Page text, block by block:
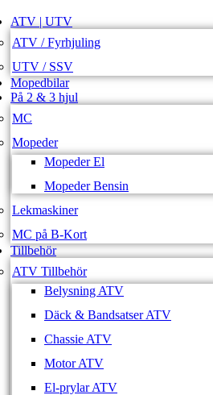
ATV | UTV
ATV / Fyrhjuling
UTV / SSV
Mopedbilar
På 2 & 3 hjul
MC
Mopeder
Mopeder El
Mopeder Bensin
Lekmaskiner
MC på B-Kort
Tillbehör
ATV Tillbehör
Belysning ATV
Däck & Bandsatser ATV
Chassie ATV
Motor ATV
El-prylar ATV